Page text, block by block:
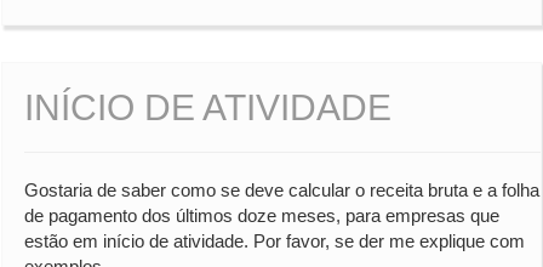
INÍCIO DE ATIVIDADE
Gostaria de saber como se deve calcular o receita bruta e a folha
de pagamento dos últimos doze meses, para empresas que
estão em início de atividade. Por favor, se der me explique com